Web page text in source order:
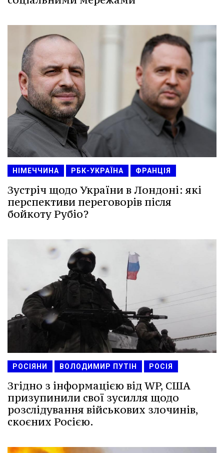
НІМЕЧЧИНА РБК-УКРАЇНА ФРАНЦІЯ
Зустріч щодо України в Лондоні: які
перспективи переговорів після
бойкоту Рубіо?
РОСІЯНИ ВОЛОДИМИР ПУТІН РОСІЯ
Згідно з інформацією від WP, США
призупинили свої зусилля щодо
розслідування військових злочинів,
скоєних Росією.